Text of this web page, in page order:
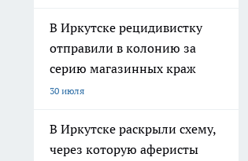
В Иркутске рецидивистку
отправили в колонию за
серию магазинных краж
30 июля
В Иркутске раскрыли схему,
через которую аферисты